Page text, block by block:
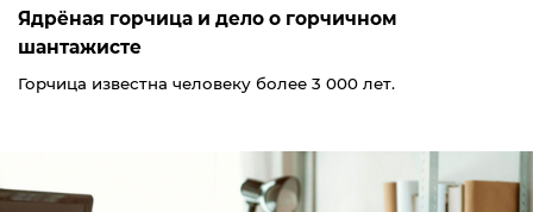
Ядрёная горчица и дело о горчичном
шантажисте
Горчица известна человеку более 3 000 лет.